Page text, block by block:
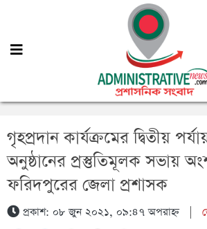
গৃহপ্রদান কার্যক্রমের দ্বিতীয়
অনুষ্ঠানের প্রস্তুতিমূলক সভায়
ফরিদপুরের জেলা প্রশাসক
প্রকাশ: ০৮ জুন ২০২১, ০৯:৪৭ অপরাহ্ন|